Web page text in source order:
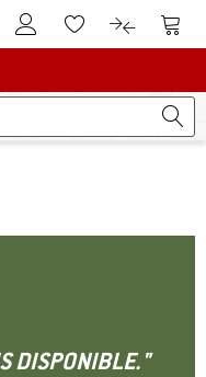
Vers le compte client
Vers la liste
Vers le
DISPONIBLE."